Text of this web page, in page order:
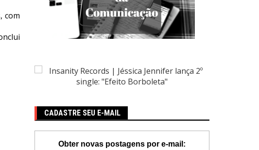
com
CADASTRE SEU E-MAIL
Obter novas postagens por e-mail: